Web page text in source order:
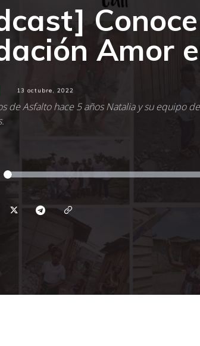
Amor
13 octubre, 2022
de Asfalto hace 5 años Natalia y su equipo